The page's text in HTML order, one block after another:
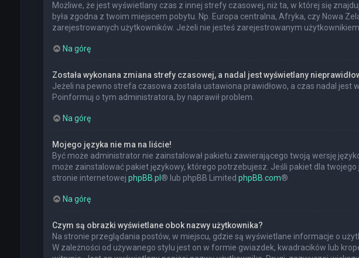
Możliwe, że jest wyświetlany czas z innej strefy czasowej, niż ta, w której się
była zgodna z twoim miejscem pobytu. Np. Europa centralna, Afryka, czy Nowa
zarejestrowanych użytkowników. Jeżeli nie jesteś zarejestrowanym
Na górę
Została wykonana zmiana strefy czasowej, a nadal jest wyświetlany
Jeżeli na pewno strefa czasowa została ustawiona prawidłowo, a czas nadal
Poinformuj o tym administratora, by naprawił problem.
Na górę
Mojego języka nie ma na liście!
Być może administrator nie zainstalował pakietu zawierającego twoją wersję
może zainstalować pakiet językowy, którego potrzebujesz. Jeśli pakiet dla
stronie internetowej phpBB.pl ® lub phpBB Limited phpBB.com®
Na górę
Czym są obrazki wyświetlane obok nazwy użytkownika?
Na stronie przeglądania postów, w miejscu, gdzie są wyświetlane informacje o
W zależności od używanego stylu jest on w formie gwiazdek, kwadracików lub